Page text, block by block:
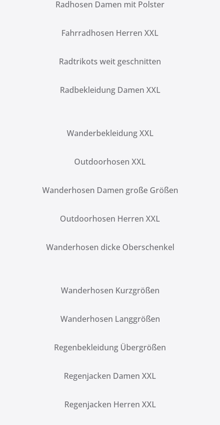
Radhosen Damen mit Polster
Fahrradhosen Herren XXL
Radtrikots weit geschnitten
Radbekleidung Damen XXL
Wanderbekleidung XXL
Outdoorhosen XXL
Wanderhosen Damen große Größen
Outdoorhosen Herren XXL
Wanderhosen dicke Oberschenkel
Wanderhosen Kurzgrößen
Wanderhosen Langgrößen
Regenbekleidung Übergrößen
Regenjacken Damen XXL
Regenjacken Herren XXL